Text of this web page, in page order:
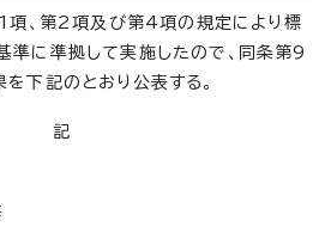
、第2項及び第4項の規定により標
準に準拠して実施したので、同条第9
下記のとおり公表する。
記